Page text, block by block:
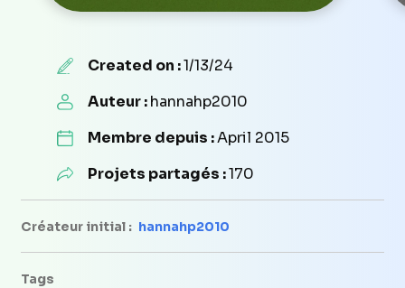
Created on :1/13/24
Auteur :hannahp2010
Membre depuis :April 2015
Projets partagés :170
Créateur initial : hannahp2010
Tags